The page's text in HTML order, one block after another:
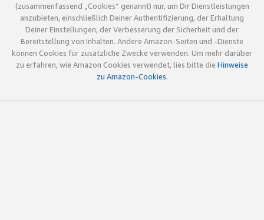
(zusammenfassend „Cookies“ genannt) nur, um Dir Dienstleistungen
anzubieten, einschließlich Deiner Authentifizierung, der Erhaltung
Deiner Einstellungen, der Verbesserung der Sicherheit und der
Bereitstellung von Inhalten. Andere Amazon-Seiten und -Dienste
können Cookies für zusätzliche Zwecke verwenden. Um mehr darüber
zu erfahren, wie Amazon Cookies verwendet, lies bitte die Hinweise
zu Amazon-Cookies.